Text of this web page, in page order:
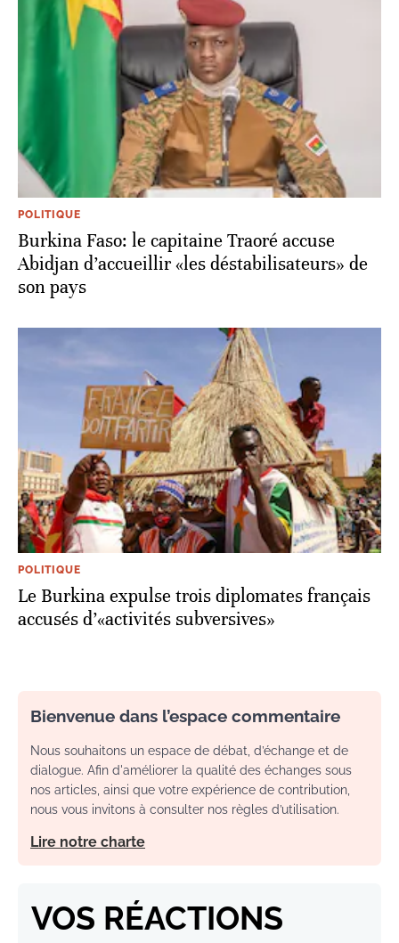
POLITIQUE
Burkina Faso: le capitaine Traoré accuse
Abidjan d’accueillir «les déstabilisateurs» de
son pays
POLITIQUE
Le Burkina expulse trois diplomates français
accusés d’«activités subversives»
Bienvenue dans l’espace commentaire
Nous souhaitons un espace de débat, d’échange et de
dialogue. Afin d'améliorer la qualité des échanges sous
nos articles, ainsi que votre expérience de contribution,
nous vous invitons à consulter nos règles d’utilisation.
Lire notre charte
VOS RÉACTIONS